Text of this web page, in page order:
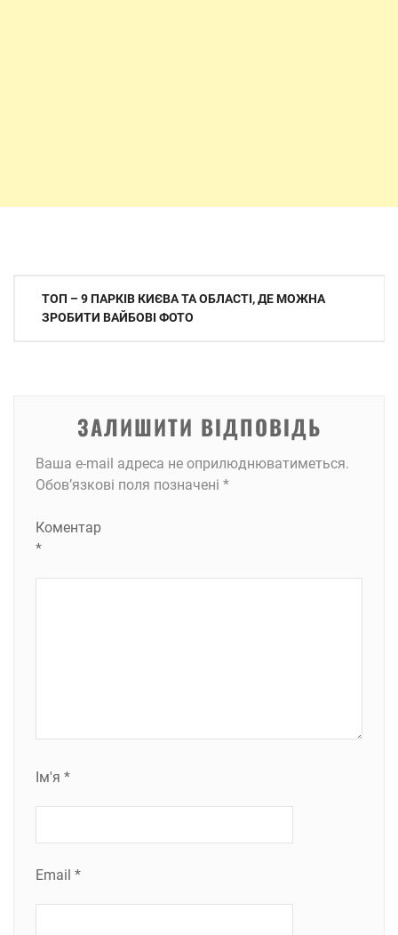
Навігація
записів
ТОП – 9 ПАРКІВ КИЄВА ТА ОБЛАСТІ, ДЕ МОЖНА
ЗРОБИТИ ВАЙБОВІ ФОТО
ЗАЛИШИТИ ВІДПОВІДЬ
Ваша e-mail адреса не оприлюднюватиметься.
Обов’язкові поля позначені *
Коментар
*
Ім'я *
Email *